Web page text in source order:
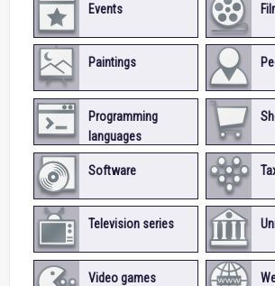
Events
Paintings
Programming
languages
Software
Television series
Video games